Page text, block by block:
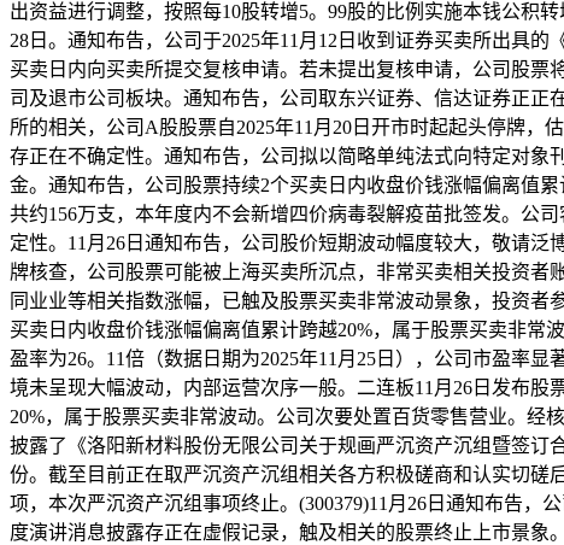
出资益进行调整，按照每10股转增5。99股的比例实施本钱公积
28日。通知布告，公司于2025年11月12日收到证券买卖所出具
买卖日内向买卖所提交复核申请。若未提出复核申请，公司股
司及退市公司板块。通知布告，公司取东兴证券、信达证券正
所的相关，公司A股股票自2025年11月20日开市时起起头停牌
存正在不确定性。通知布告，公司拟以简略单纯法式向特定对象
金。通知布告，公司股票持续2个买卖日内收盘价钱涨幅偏离值
共约156万支，本年度内不会新增四价病毒裂解疫苗批签发。公
定性。11月26日通知布告，公司股价短期波动幅度较大，敬请
牌核查，公司股票可能被上海买卖所沉点，非常买卖相关投资者
同业业等相关指数涨幅，已触及股票买卖非常波动景象，投资者
买卖日内收盘价钱涨幅偏离值累计跨越20%，属于股票买卖非常
盈率为26。11倍（数据日期为2025年11月25日），公司市盈率
境未呈现大幅波动，内部运营次序一般。二连板11月26日发布股
20%，属于股票买卖非常波动。公司次要处置百货零售营业。经
披露了《洛阳新材料股份无限公司关于规画严沉资产沉组暨签
份。截至目前正在取严沉资产沉组相关各方积极磋商和认实切
项，本次严沉资产沉组事项终止。(300379)11月26日通知布告，
度演讲消息披露存正在虚假记录，触及相关的股票终止上市景象